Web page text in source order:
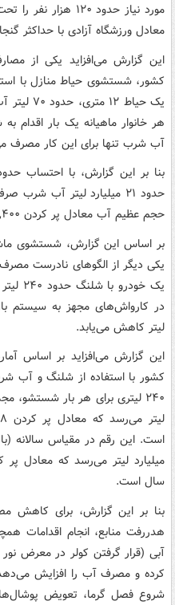
مورد نیاز حدود ۱۲۰
معادل ورزشگاه آزادی با حداکثر
این گزارش می‌افزاید یکی از
کشور، شستشوی حیاط منازل با
یک حیاط
آب شرب تنها برای این کار مصرف
حدود ۲۱ میلیارد لیتر آب
حجم عظیم آب معادل پر کردن ۸,۴۰۰ استخر شنای المپیکی در سال است.
بر اساس این گزارش، شستشوی
یکی دیگر از الگوهای نادرست
یک
لیتر کاهش می‌یابد.
کشور با استفاده از شلنگ و
سال است.
بنا بر این گزارش، برای کاهش
هدررفت منابع، انجام اقدامات
آبی (قرار گرفتن کولر در معرض
کرده و مصرف آب را افزایش
شروع فصل گرما، تعویض